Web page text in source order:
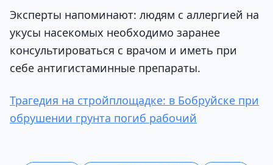
Эксперты напоминают: людям с аллергией на
укусы насекомых необходимо заранее
консультироваться с врачом и иметь при
себе антигистаминные препараты.
Трагедия на стройплощадке: в Бобруйске при
обрушении грунта погиб рабочий